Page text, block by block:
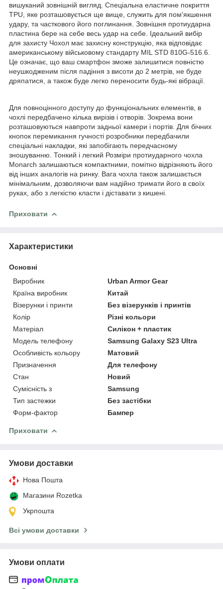
вишуканий зовнішній вигляд. Спеціальна еластичне покриття
TPU, яке розташовується ще вище, служить для пом'якшення
удару, та часткового його поглинання. Зовнішня протиударна
пластина бере на себе весь удар на себе. Ідеальний вибір
для захисту Чохол має захисну конструкцію, яка відповідає
американському військовому стандарту MIL STD 810G-516.6.
Це означає, що ваш смартфон зможе залишитися повністю
неушкодженим після падіння з висоти до 2 метрів, не буде
дряпатися, а також буде легко переносити будь-які вібрації.
Для повноцінного доступу до функціональних елементів, в
чохлі передбачено кілька вирізів і отворів. Зокрема вони
розташовуються навпроти задньої камери і портів. Для бічних
кнопок перемикання гучності розробники передбачили
спеціальні накладки, які запобігають передчасному
зношуванню. Тонкий і легкий Розміри протиударного чохла
Monarch залишаються компактними, помітно відрізняють його
від інших аналогів на ринку. Вага чохла також залишається
мінімальним, дозволяючи вам надійно тримати його в своїх
руках, або з легкістю класти і діставати з кишені.
Приховати
Характеристики
Основні
Виробник
Urban Armor Gear
Країна виробник
Китай
Візерунки і принти
Без візерунків і принтів
Колір
Різні кольори
Матеріал
Силікон + пластик
Модель телефону
Samsung Galaxy S23 Ultra
Особливість кольору
Матовий
Призначення
Для телефону
Стан
Новий
Сумісність з
Samsung
Тип застежки
Без застібки
Форм-фактор
Бампер
Приховати
Умови доставки
Нова Пошта
Магазини Rozetka
Укрпошта
Всі умови доставки
Умови оплати